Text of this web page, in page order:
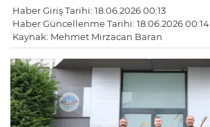
Haber Giriş Tarihi: 18.06.2026 00:13
Haber Güncellenme Tarihi: 18.06.2026 00:14
Kaynak: Mehmet Mirzacan Baran